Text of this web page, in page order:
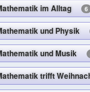
im Alltag 6
und Physik
und Musik
trifft